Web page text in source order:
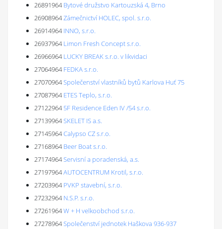
26891964 Bytové družstvo Kartouzská 4, Brno
26908964Zámečnictví HOLEC, spol. s.r.o.
26914964 INNO, s.r.o.
26937964 Limon Fresh Concept s.r.o.
26966964 LUCKY BREAK s.r.o. v likvidaci
27064964 FEDKA s.r.o.
27070964Společenství vlastníků bytů Karlova Huť 75
27087964 ETES Teplo, s.r.o.
27122964 5F Residence Eden IV /54 s.r.o.
27139964SKELET IS a.s.
27145964Calypso CZ s.r.o.
27168964 Beer Boat s.r.o.
27174964Servisní a poradenská, a.s.
27197964AUTOCENTRUM Krotil, s.r.o.
27203964 PVKP stavební, s.r.o.
27232964 N.S.P. s.r.o.
27261964W + H velkoobchod s.r.o.
27278964Společenství jednotek Haškova 936-937